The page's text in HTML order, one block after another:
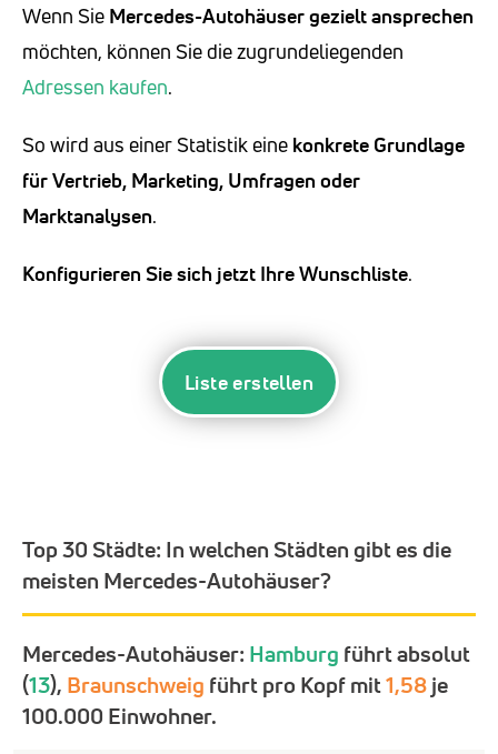
Wenn Sie Mercedes-Autohäusergezielt ansprechen
möchten, können Sie die zugrundeliegenden
Adressen kaufen.
So wird aus einer Statistik eine konkrete Grundlage
für Vertrieb, Marketing, Umfragen oder
Marktanalysen.
Konfigurieren Sie sich jetzt Ihre Wunschliste.
Liste erstellen
Top 30 Städte: In welchen Städten gibt es die
meisten Mercedes-Autohäuser?
Mercedes-Autohäuser: Hamburg führt absolut
(13), Braunschweig führt pro Kopf mit1,58je
100.000 Einwohner.